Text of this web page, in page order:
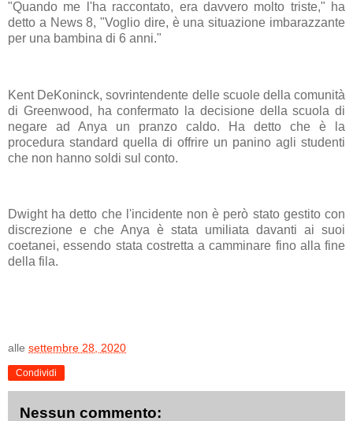
"Quando me l'ha raccontato, era davvero molto triste," ha
detto a News 8, "Voglio dire, è una situazione imbarazzante
per una bambina di 6 anni."
Kent DeKoninck, sovrintendente delle scuole della comunità
di Greenwood, ha confermato la decisione della scuola di
negare ad Anya un pranzo caldo. Ha detto che è la
procedura standard quella di offrire un panino agli studenti
che non hanno soldi sul conto.
Dwight ha detto che l'incidente non è però stato gestito con
discrezione e che Anya è stata umiliata davanti ai suoi
coetanei, essendo stata costretta a camminare fino alla fine
della fila.
alle settembre 28, 2020
Condividi
Nessun commento: